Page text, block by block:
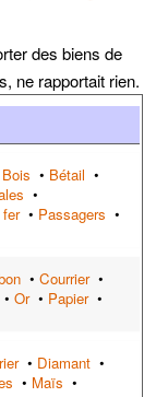
des biens de
ne rapportait rien.
Bois • Bétail •
•
fer• Passagers •
• Courrier•
• Or• Papier•
• Diamant •
• Maïs •